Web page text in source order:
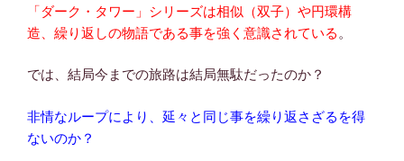
「ダーク・タワー」シリーズは相似（双子）や円環構
造、繰り返しの物語である事を強く意識されている 。
では、結局今までの旅路は結局無駄だったのか？
非情なループにより、延々と同じ事を繰り返さざるを得
ないのか？